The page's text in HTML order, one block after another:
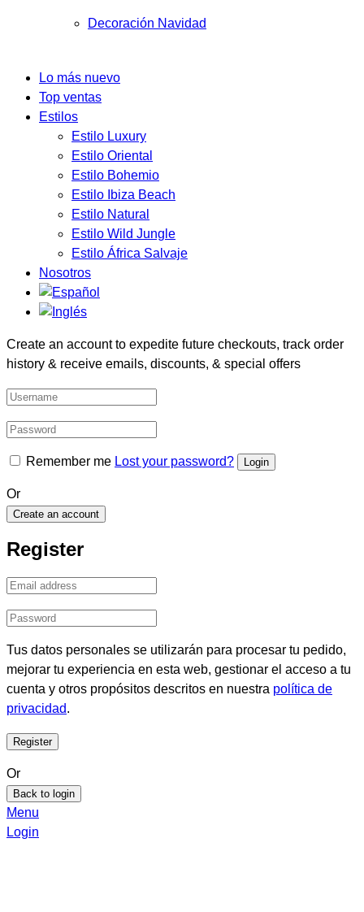
Decoración Navidad
Lo más nuevo
Top ventas
Estilos
Estilo Luxury
Estilo Oriental
Estilo Bohemio
Estilo Ibiza Beach
Estilo Natural
Estilo Wild Jungle
Estilo África Salvaje
Nosotros
Create an account to expedite future checkouts, track order
history & receive emails, discounts, & special offers
Remember me Lost your password?
Or
Create an account
Register
Tus datos personales se utilizarán para procesar tu pedido,
mejorar tu experiencia en esta web, gestionar el acceso a tu
cuenta y otros propósitos descritos en nuestra política de
privacidad.
Or
Back to login
Menu
Login